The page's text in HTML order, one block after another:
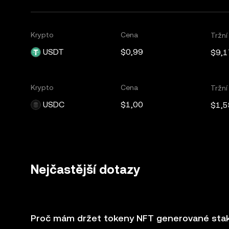
Krypto
USDT
Cena
$0,99
Krypto
USDC
Cena
$1,00
Nejčastější dotazy
Proč mám držet tokeny NFT generované